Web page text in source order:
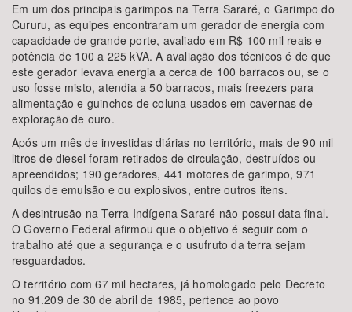
Em um dos principais garimpos na Terra Sararé, o Garimpo do
Cururu, as equipes encontraram um gerador de energia com
capacidade de grande porte, avaliado em R$ 100 mil reais e
potência de 100 a 225 kVA. A avaliação dos técnicos é de que
este gerador levava energia a cerca de 100 barracos ou, se o
uso fosse misto, atendia a 50 barracos, mais freezers para
alimentação e guinchos de coluna usados em cavernas de
exploração de ouro.
Após um mês de investidas diárias no território, mais de 90 mil
litros de diesel foram retirados de circulação, destruídos ou
apreendidos; 190 geradores, 441 motores de garimpo, 971
quilos de emulsão e ou explosivos, entre outros itens.
A desintrusão na Terra Indígena Sararé não possui data final.
O Governo Federal afirmou que o objetivo é seguir com o
trabalho até que a segurança e o usufruto da terra sejam
resguardados.
O território com 67 mil hectares, já homologado pelo Decreto
no 91.209 de 30 de abril de 1985, pertence ao povo